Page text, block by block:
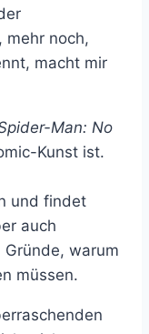
mehr noch,
macht mir
Man: No
Kunst ist.
und findet
auch
warum
müssen.